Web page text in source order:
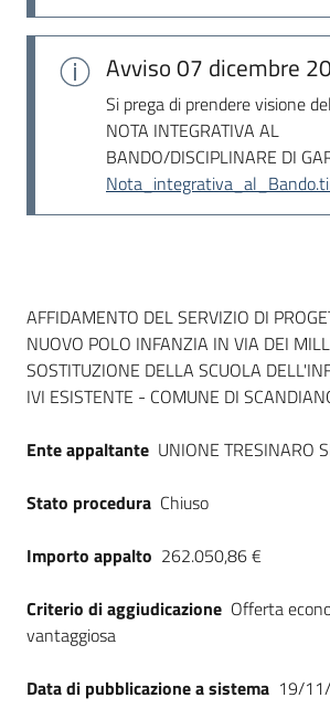
Avviso07 dicembre
Si prega di prendere visione
NOTA INTEGRATIVA AL
BANDO/DISCIPLINARE DI
Dati del bando
AFFIDAMENTO DEL SERVIZIO DI
NUOVO POLO INFANZIA IN VIA DEI
SOSTITUZIONE DELLA SCUOLA
IVI ESISTENTE - COMUNE DI
Ente appaltante UNIONE TRESINARO
Stato procedura Chiuso
Importo appalto 262.050,86 €
Criterio di aggiudicazione Offerta
vantaggiosa
Data di pubblicazione a sistema 19/